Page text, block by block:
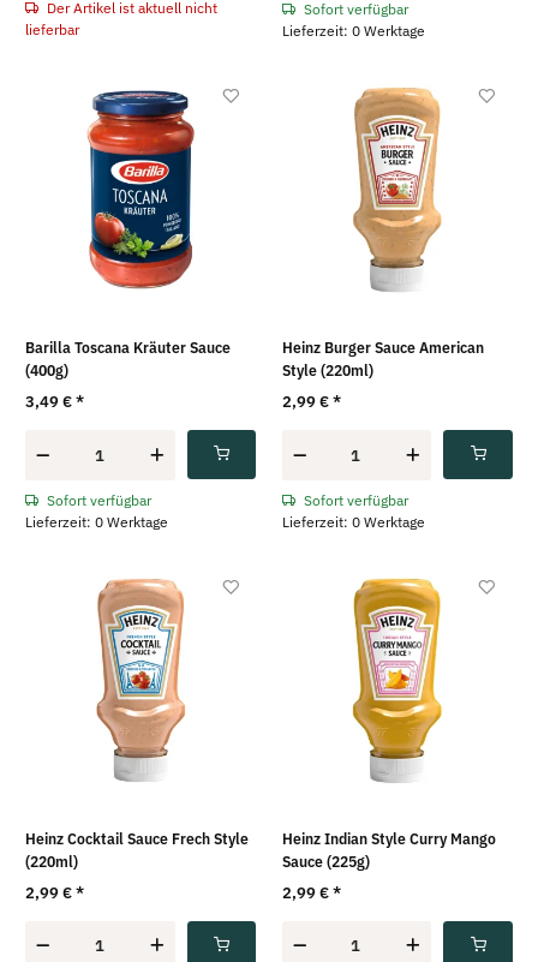
Der Artikel ist aktuell nicht
lieferbar
Sofort verfügbar
Lieferzeit: 0 Werktage
Barilla Toscana Kräuter Sauce
(400g)
3,49 €*
Sofort verfügbar
Lieferzeit: 0 Werktage
Heinz Burger Sauce American
Style (220ml)
2,99 €*
Sofort verfügbar
Lieferzeit: 0 Werktage
Heinz Cocktail Sauce Frech Style
(220ml)
2,99 €*
Heinz Indian Style Curry Mango
Sauce (225g)
2,99 €*